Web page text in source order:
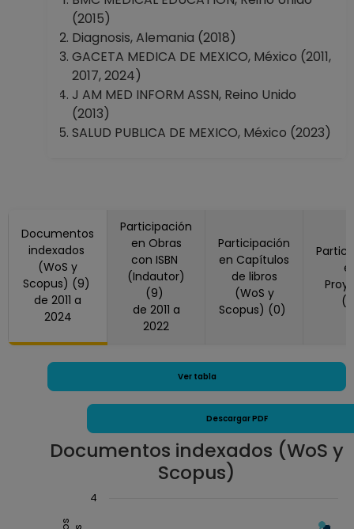
hasta 15-03-2013
PROFESOR
ASIGNATURA A TP
No Definitivo
Medicina
Desde 16-09-2012
hasta 15-10-2012
Medicina
Desde 01-03-2012
hasta 15-09-2012
PROFESOR
ASIGNATURA A TP
Medicina
Desde 01-10-2011
hasta 28-02-2012
PROFESOR
ASIGNATURA A TP
No Definitivo
Facultad de
(2015)
Diagnosis, Alemania (2018)
GACETA MEDICA DE MEXICO, México (2011,
2017, 2024)
J AM MED INFORM ASSN, Reino Unido
(2013)
SALUD PUBLICA DE MEXICO, México (2023)
Documentos
indexados
(WoS y
Scopus) (9)
de 2011 a
2024
Participación
en Obras
con ISBN
(Indautor)
(9)
de 2011 a
2022
Participación
en Capítulos
de libros
(WoS y
Scopus) (0)
Ver tabla
Descargar PDF
Documentos indexados (WoS y
Scopus)
Chart
Combination chart with 3 data series.
4